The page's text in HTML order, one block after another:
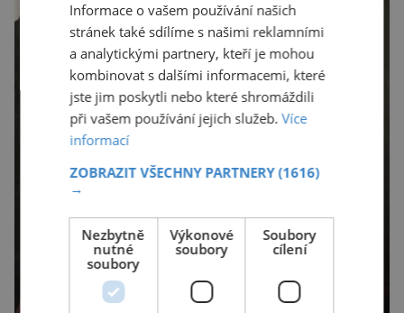
Informace o vašem používání našich
stránek také sdílíme s našimi reklamními
a analytickými partnery, kteří je mohou
kombinovat s dalšími informacemi, které
jste jim poskytli nebo které shromáždili
při vašem používání jejich služeb.Více
informací
ZOBRAZIT VŠECHNY PARTNERY(1616)
→
Nezbytně
nutné
soubory
Výkonové
soubory
Soubory
cílení